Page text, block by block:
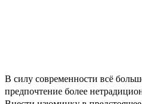
В силу современности всё
предпочтение более